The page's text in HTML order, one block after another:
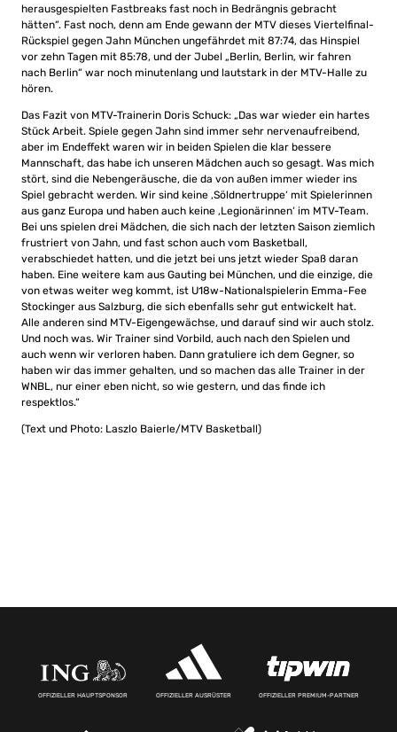
herausgespielten Fastbreaks fast noch in Bedrängnis gebracht
hätten“. Fast noch, denn am Ende gewann der MTV dieses Viertelfinal-
Rückspiel gegen Jahn München ungefährdet mit 87:74, das Hinspiel
vor zehn Tagen mit 85:78, und der Jubel „Berlin, Berlin, wir fahren
nach Berlin“ war noch minutenlang und lautstark in der MTV-Halle zu
hören.
Das Fazit von MTV-Trainerin Doris Schuck: „Das war wieder ein hartes
Stück Arbeit. Spiele gegen Jahn sind immer sehr nervenaufreibend,
aber im Endeffekt waren wir in beiden Spielen die klar bessere
Mannschaft, das habe ich unseren Mädchen auch so gesagt. Was mich
stört, sind die Nebengeräusche, die da von außen immer wieder ins
Spiel gebracht werden. Wir sind keine ‚Söldnertruppe‘ mit Spielerinnen
aus ganz Europa und haben auch keine ‚Legionärinnen‘ im MTV-Team.
Bei uns spielen drei Mädchen, die sich nach der letzten Saison ziemlich
frustriert von Jahn, und fast schon auch vom Basketball,
verabschiedet hatten, und die jetzt bei uns jetzt wieder Spaß daran
haben. Eine weitere kam aus Gauting bei München, und die einzige, die
von etwas weiter weg kommt, ist U18w-Nationalspielerin Emma-Fee
Stockinger aus Salzburg, die sich ebenfalls sehr gut entwickelt hat.
Alle anderen sind MTV-Eigengewächse, und darauf sind wir auch stolz.
Und noch was. Wir Trainer sind Vorbild, auch nach den Spielen und
auch wenn wir verloren haben. Dann gratuliere ich dem Gegner, so
haben wir das immer gehalten, und so machen das alle Trainer in der
WNBL, nur einer eben nicht, so wie gestern, und das finde ich
respektlos.“
(Text und Photo: Laszlo Baierle/MTV Basketball)
OFFIZIELLER HAUPTSPONSOR OFFIZIELLER AUSRÜSTER OFFIZIELLER PREMIUM-PARTNER